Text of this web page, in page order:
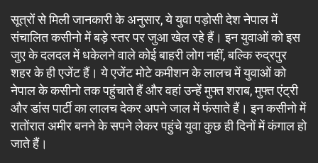
सूत्रों से मिली जानकारी के अनुसार, ये युवा पड़ोसी देश नेपाल में
संचालित कसीनो में बड़े स्तर पर जुआ खेल रहे हैं। इन युवाओं को इस
जुए के दलदल में धकेलने वाले कोई बाहरी लोग नहीं, बल्कि रुद्रपुर
शहर के ही एजेंट हैं। ये एजेंट मोटे कमीशन के लालच में युवाओं को
नेपाल के कसीनो तक पहुंचाते हैं और वहां उन्हें मुफ्त शराब, मुफ्त एंट्री
और डांस पार्टी का लालच देकर अपने जाल में फंसाते हैं। इन कसीनो में
रातोंरात अमीर बनने के सपने लेकर पहुंचे युवा कुछ ही दिनों में कंगाल हो
जाते हैं।